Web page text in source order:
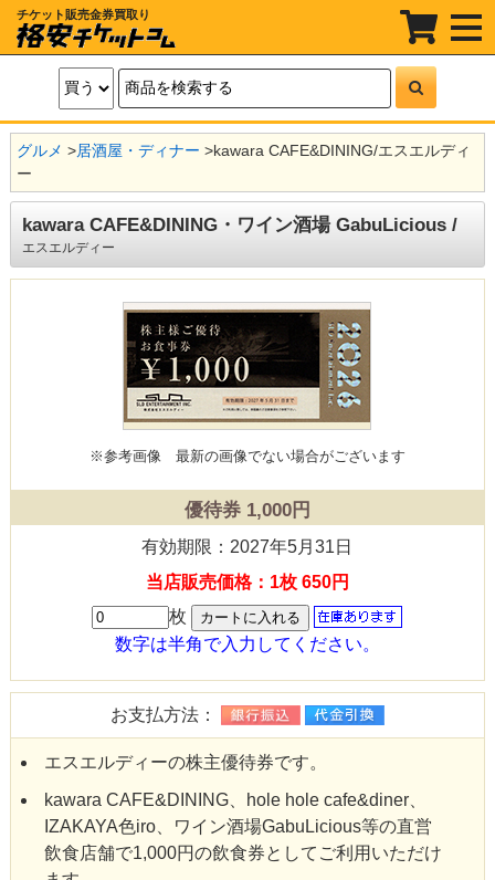
チケット販売金券買取り
t
o
g
n
a
v
a
n
グルメ >居酒屋・ディナー >kawara CAFE&DINING/エスエルディ
ー
kawara CAFE&DINING・ワイン酒場 GabuLicious /
エスエルディー
※参考画像 最新の画像でない場合がございます
優待券 1,000円
有効期限：2027年5月31日
当店販売価格：1枚 650円
枚
数字は半角で入力してください。
お支払方法：
エスエルディーの株主優待券です。
kawara CAFE&DINING、hole hole cafe&diner、
IZAKAYA色iro、ワイン酒場GabuLicious等の直営
飲食店舗で1,000円の飲食券としてご利用いただけ